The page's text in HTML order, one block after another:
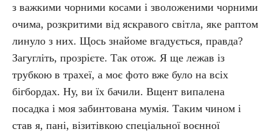
з важкими чорними косами і зволоженими чорними
очима, розкритими від яскравого світла, яке раптом
линуло з них. Щось знайоме вгадується, правда?
Загугліть, прозрієте. Так отож. Я ще лежав із
трубкою в трахеї, а моє фото вже було на всіх
бігбордах. Ну, ви їх бачили. Вщент випалена
посадка і моя забинтована мумія. Таким чином і
став я, пані, візитівкою спеціальної воєнної